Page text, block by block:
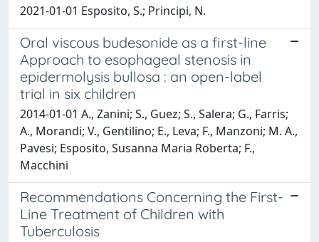
2021-01-01 Esposito, S.; Principi, N.
Oral viscous budesonide as a first-line
Approach to esophageal stenosis in
epidermolysis bullosa : an open-label
trial in six children
2014-01-01 A., Zanini; S., Guez; S., Salera; G., Farris;
A., Morandi; V., Gentilino; E., Leva; F., Manzoni; M. A.,
Pavesi; Esposito, Susanna Maria Roberta; F.,
Macchini
Recommendations Concerning the First-
Line Treatment of Children with
Tuberculosis